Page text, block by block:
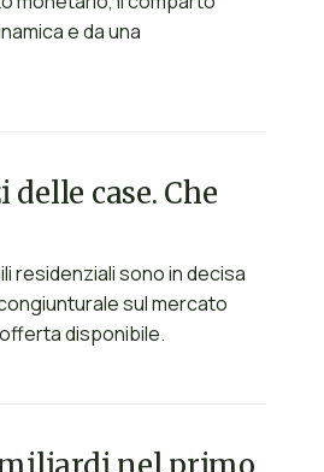
e da una
case. Che
residenziali sono in decisa
sul mercato
disponibile.